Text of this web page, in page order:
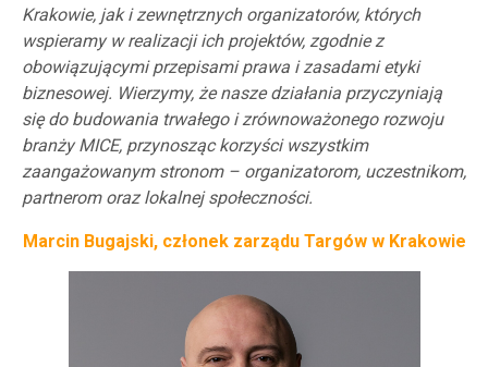
Krakowie, jak i zewnętrznych organizatorów, których
wspieramy w realizacji ich projektów, zgodniez
obowiązującymi przepisami prawa i zasadami etyki
biznesowej. Wierzymy, że nasze działania przyczyniają
się do budowania trwałego i zrównoważonego rozwoju
branży MICE, przynosząc korzyści wszystkim
zaangażowanym stronom – organizatorom, uczestnikom,
partnerom oraz lokalnej społeczności.
Marcin Bugajski, członek zarządu Targów w Krakowie